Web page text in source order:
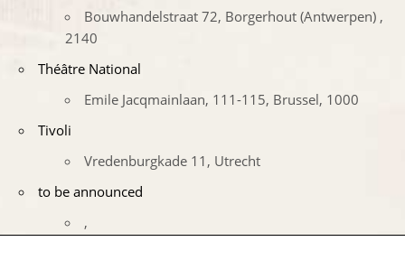
Bouwhandelstraat 72, Borgerhout (Antwerpen) ,
2140
Théâtre National
Emile Jacqmainlaan, 111-115, Brussel, 1000
Tivoli
Vredenburgkade 11, Utrecht
to be announced
,